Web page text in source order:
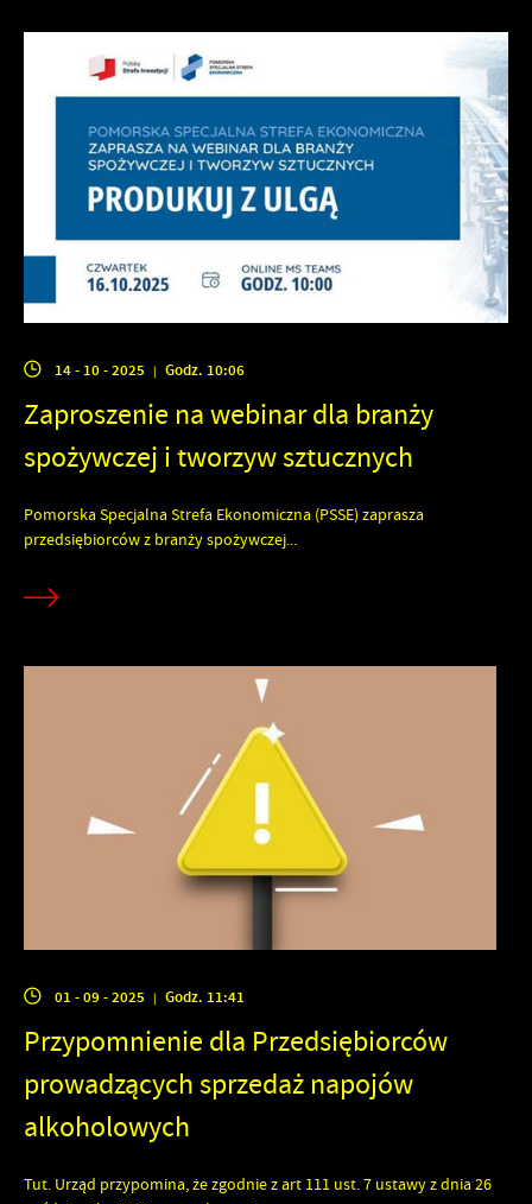
14 - 10 - 2025 | Godz. 10:06
Zaproszenie na webinar dla branży
spożywczej i tworzyw sztucznych
Pomorska Specjalna Strefa Ekonomiczna (PSSE) zaprasza
przedsiębiorców z branży spożywczej...
01 - 09 - 2025 | Godz. 11:41
Przypomnienie dla Przedsiębiorców
prowadzących sprzedaż napojów
alkoholowych
Tut. Urząd przypomina, że zgodnie z art 111 ust. 7 ustawy z dnia 26